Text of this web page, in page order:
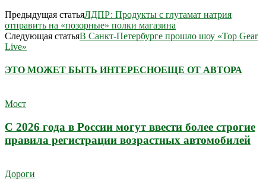
Предыдущая статьяЛДПР: Продукты с глутамат натрия
отправить на «позорные» полки магазина
Следующая статьяВ Санкт-Петербурге прошло шоу «Top Gear
Live»
ЭТО МОЖЕТ БЫТЬ ИНТЕРЕСНОЕЩЕ ОТ АВТОРА
Мост
С 2026 года в России могут ввести более строгие
правила регистрации возрастных автомобилей
Дороги